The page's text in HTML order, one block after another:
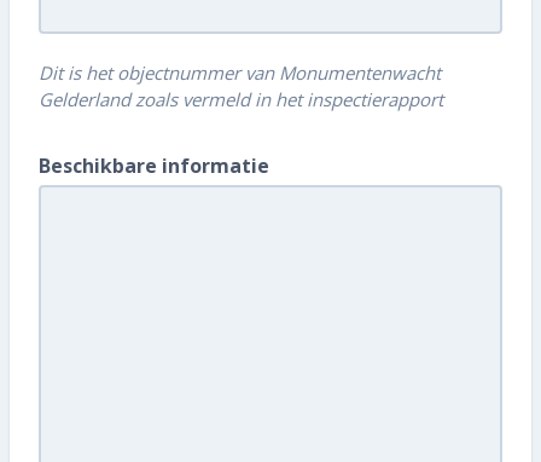
Dit is het objectnummer van Monumentenwacht
Gelderland zoals vermeld in het inspectierapport
Beschikbare informatie